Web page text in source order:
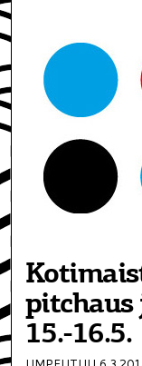
pitchaus
15.-16.5.